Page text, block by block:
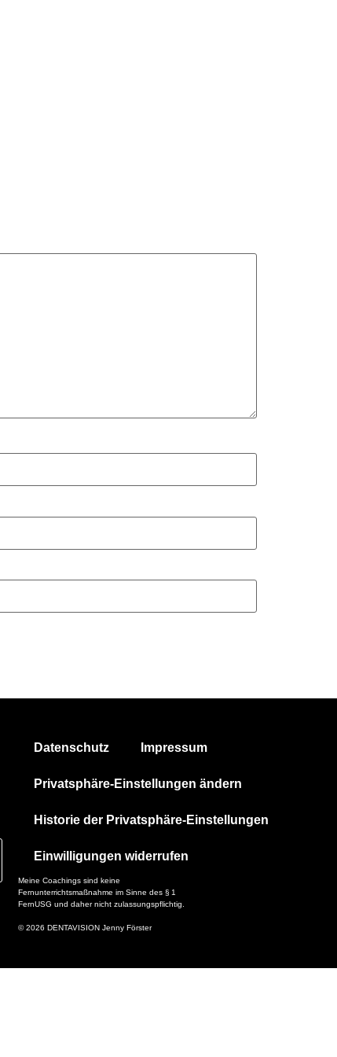
Datenschutz Impressum
Privatsphäre-Einstellungen ändern
Historie der Privatsphäre-Einstellungen
Einwilligungen widerrufen
Meine Coachings sind keine
Fernunterrichtsmaßnahme im Sinne des § 1
FernUSG und daher nicht zulassungspflichtig.
© 2026 DENTAVISION Jenny Förster